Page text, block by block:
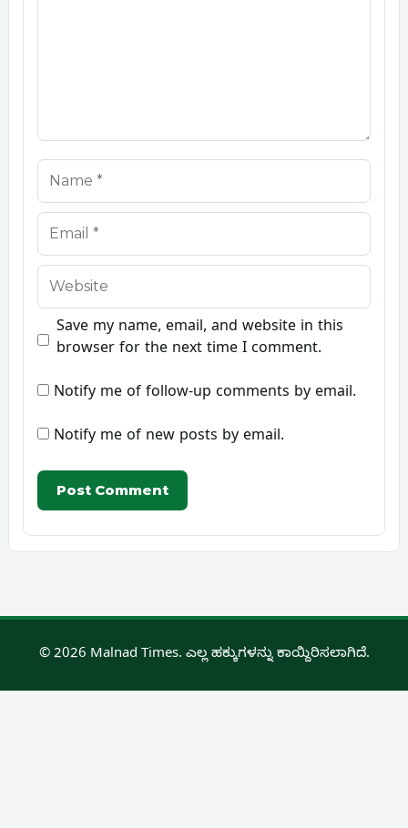
Name
Email
Website
Save my name, email, and website in this
browser for the next time I comment.
Notify me of follow-up comments by email.
Notify me of new posts by email.
© 2026 Malnad Times. ಎಲ್ಲ ಹಕ್ಕುಗಳನ್ನು ಕಾಯ್ದಿರಿಸಲಾಗಿದೆ.